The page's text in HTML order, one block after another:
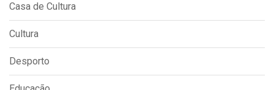
Casa de Cultura
Cultura
Desporto